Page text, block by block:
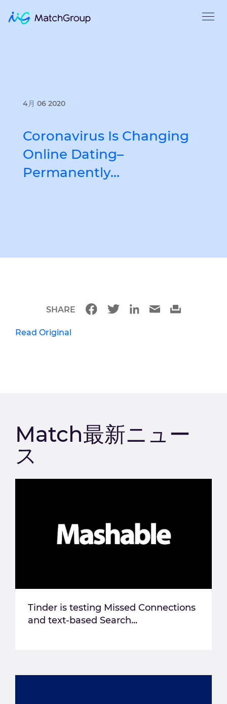
4月 06 2020
Coronavirus Is Changing
Online Dating–
Permanently…
Read Original
SHARE
Match最新ニュー
ス
Tinder is testing Missed Connections
and text-based Search...